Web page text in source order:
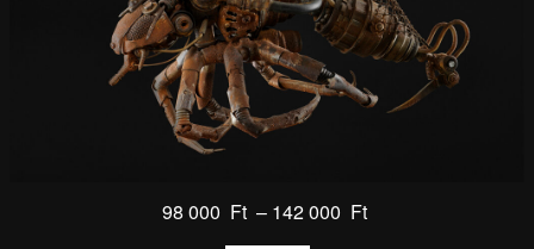
98 000 Ft – 142 000 Ft